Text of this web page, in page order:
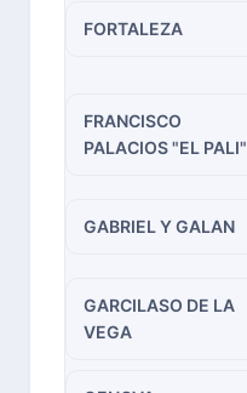
FORTALEZA
FRANCISCO
PALACIOS "EL PALI"
GABRIEL Y GALAN
GARCILASO DE LA
VEGA